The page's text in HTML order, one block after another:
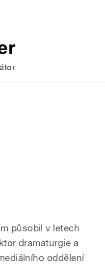
působil v letech
dramaturgie a
oddělení